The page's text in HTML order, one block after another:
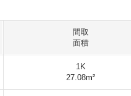
間取
面積
1K
27.08m²